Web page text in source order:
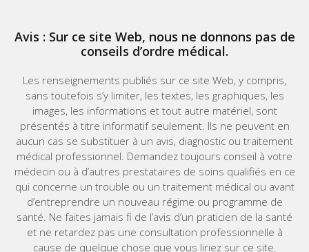
Avis : Sur ce site Web, nous ne donnons pas de
conseils d’ordre médical.
Les renseignements publiés sur ce site Web, y compris,
sans toutefois s’y limiter, les textes, les graphiques, les
images, les informations et tout autre matériel, sont
présentés à titre informatif seulement. Ils ne peuvent en
aucun cas se substituer à un avis, diagnostic ou traitement
médical professionnel. Demandez toujours conseil à votre
médecin ou à d’autres prestataires de soins qualifiés en ce
qui concerne un trouble ou un traitement médical ou avant
d’entreprendre un nouveau régime ou programme de
santé. Ne faites jamais fi de l’avis d’un praticien de la santé
et ne retardez pas une consultation professionnelle à
cause de quelque chose que vous liriez sur ce site.